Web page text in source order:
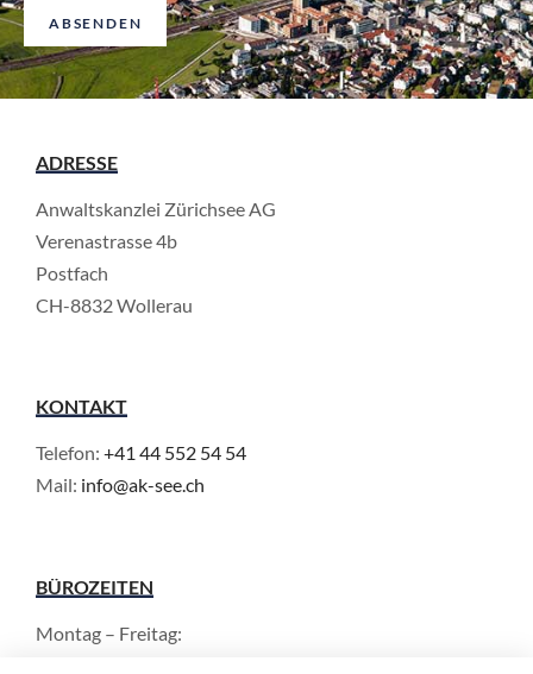
ABSENDEN
ADRESSE
Anwaltskanzlei Zürichsee AG
Verenastrasse 4b
Postfach
CH-8832 Wollerau
KONTAKT
Telefon: +41 44 552 54 54
Mail: info@ak-see.ch
BÜROZEITEN
Montag – Freitag: